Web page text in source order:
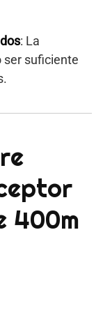
: La
ser suficiente
400m